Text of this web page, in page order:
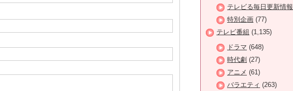
テレビる毎日更新情報
特別企画 (77)
テレビ番組 (1,135)
ドラマ (648)
時代劇 (27)
アニメ (61)
バラエティ (263)